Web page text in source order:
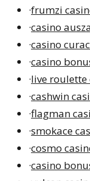
·frumzi
·casino
·casino
·casino
·live roulette
·cashwin
·flagman
·smokace
·cosmo
·casino